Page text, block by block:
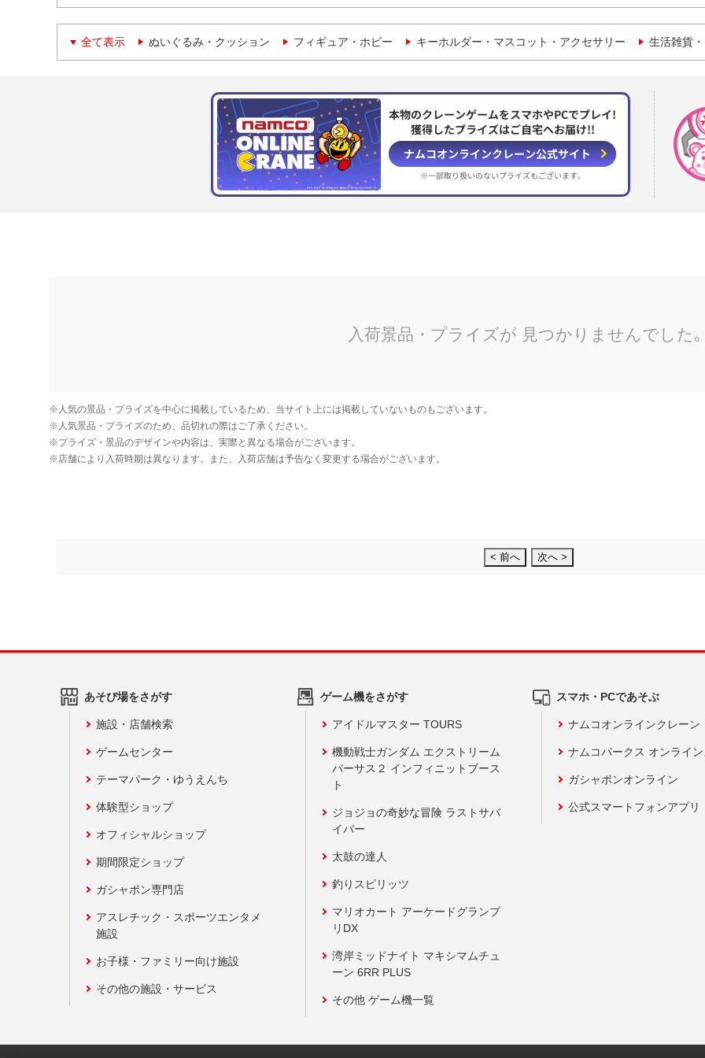
全て表示 ぬいぐるみ・クッション フィギュア・ホビー キーホルダー・マスコット・アクセサリー 生活雑貨
本物のクレーンゲームをスマホやPCでプレイ!
獲得したプライズはご自宅へお届け!!
ナムコオンラインクレーン公式サイト
※一部取り扱いのないプライズもございます。
< 前へ 次へ >
あそび場をさがす
施設・店舗検索
ゲームセンター
テーマパーク・ゆうえんち
体験型ショップ
オフィシャルショップ
期間限定ショップ
ガシャポン専門店
アスレチック・スポーツエンタメ
施設
お子様・ファミリー向け施設
その他の施設・サービス
ゲーム機をさがす
アイドルマスター TOURS
機動戦士ガンダム エクストリーム
バーサス２ インフィニットブース
ト
ジョジョの奇妙な冒険 ラストサバ
イバー
太鼓の達人
釣りスピリッツ
マリオカート アーケードグランプ
リDX
湾岸ミッドナイト マキシマムチュ
ーン 6RR PLUS
その他 ゲーム機一覧
スマホ・PCであそぶ
ナムコオンラインクレーン
ナムコパークス オンライ
ガシャポンオンライン
公式スマートフォンアプリ